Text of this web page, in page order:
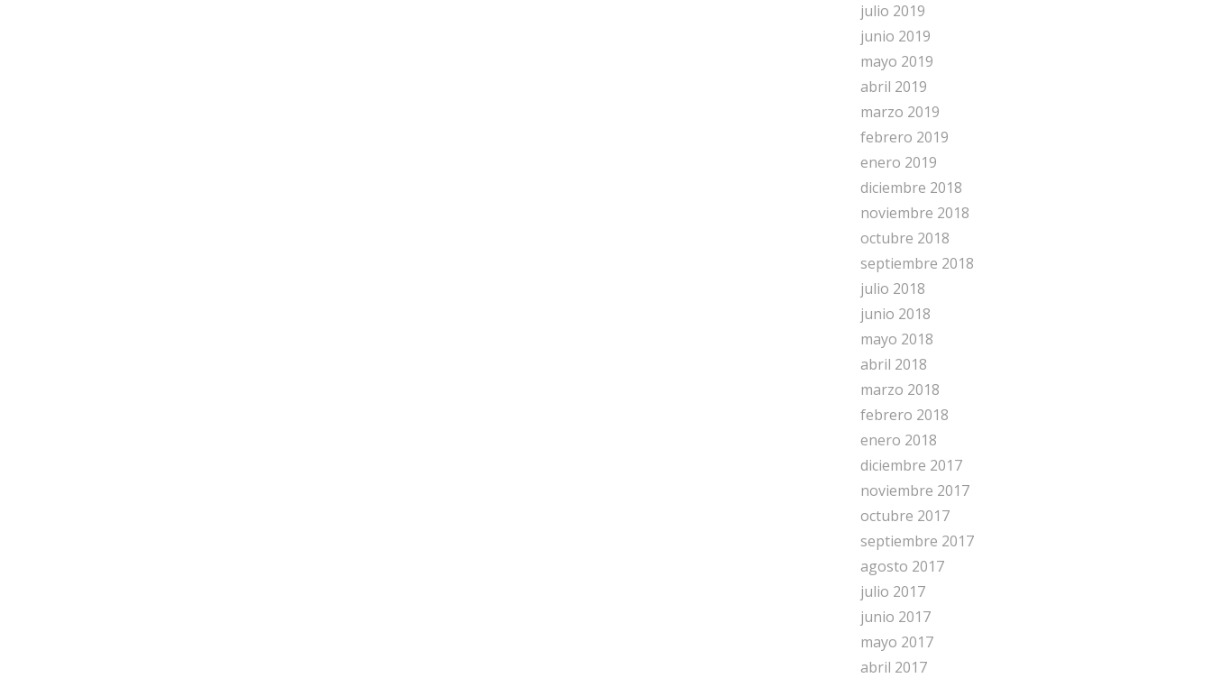
julio 2019
junio 2019
mayo 2019
abril 2019
marzo 2019
febrero 2019
enero 2019
diciembre 2018
noviembre 2018
octubre 2018
septiembre 2018
julio 2018
junio 2018
mayo 2018
abril 2018
marzo 2018
febrero 2018
enero 2018
diciembre 2017
noviembre 2017
octubre 2017
septiembre 2017
agosto 2017
julio 2017
junio 2017
mayo 2017
abril 2017